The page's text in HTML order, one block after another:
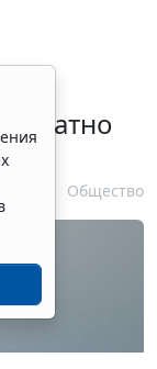
Общество